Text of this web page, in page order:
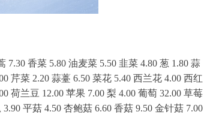
7.30 香菜 5.80 油麦菜 5.50 韭菜 4.80 葱 1.80 蒜
芹菜 2.20 蒜薹 6.50 菜花 5.40 西兰花 4.00 西红
荷兰豆 12.00 苹果 7.00 梨 4.00 葡萄 32.00 草莓
平菇 4.50 杏鲍菇 6.60 香菇 9.50 金针菇 7.00